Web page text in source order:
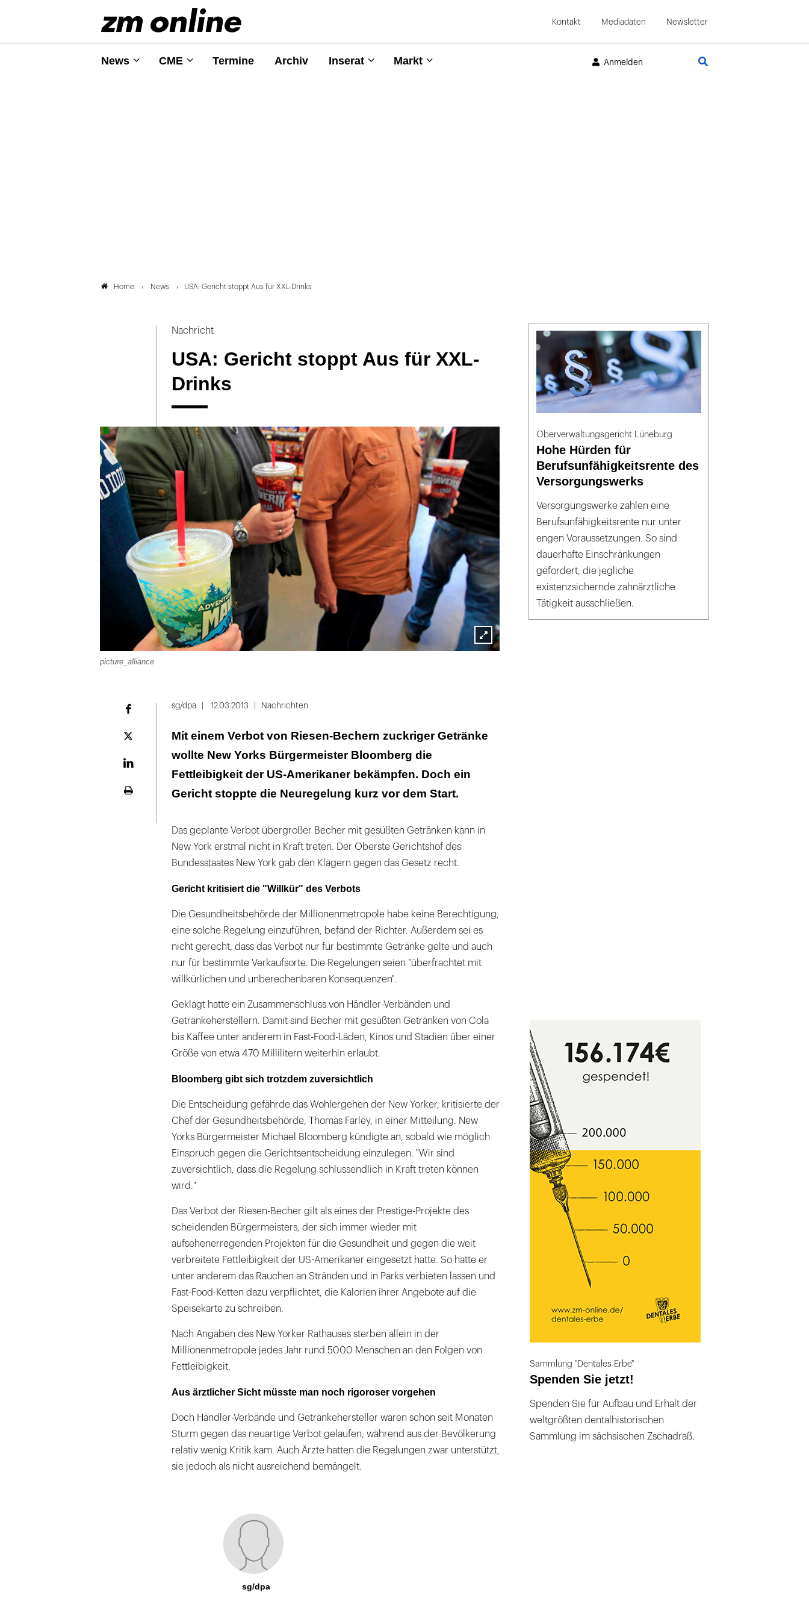
Kontakt Mediadaten Newsletter
News CME Termine Archiv Inserat Markt Anmelden
Home News USA: Gericht stoppt Aus für XXL-Drinks
Nachricht
USA: Gericht stoppt Aus für XXL-
Drinks
Lightbox
picture_alliance
Plattform
sg/dpa 12.03.2013 Nachrichten
Mit einem Verbot von Riesen-Bechern zuckriger Getränke
wollte New Yorks Bürgermeister Bloomberg die
Fettleibigkeit der US-Amerikaner bekämpfen. Doch ein
Gericht stoppte die Neuregelung kurz vor dem Start.
Das geplante Verbot übergroßer Becher mit gesüßten Getränken kann in
New York erstmal nicht in Kraft treten. Der Oberste Gerichtshof des
Bundesstaates New York gab den Klägern gegen das Gesetz recht.
Gericht kritisiert die "Willkür" des Verbots
Die Gesundheitsbehörde der Millionenmetropole habe keine Berechtigung,
eine solche Regelung einzuführen, befand der Richter. Außerdem sei es
nicht gerecht, dass das Verbot nur für bestimmte Getränke gelte und auch
nur für bestimmte Verkaufsorte. Die Regelungen seien "überfrachtet mit
willkürlichen und unberechenbaren Konsequenzen".
Geklagt hatte ein Zusammenschluss von Händler-Verbänden und
Getränkeherstellern. Damit sind Becher mit gesüßten Getränken von Cola
bis Kaffee unter anderem in Fast-Food-Läden, Kinos und Stadien über einer
Größe von etwa 470 Millilitern weiterhin erlaubt.
Bloomberg gibt sich trotzdem zuversichtlich
Die Entscheidung gefährde das Wohlergehen der New Yorker, kritisierte der
Chef der Gesundheitsbehörde, Thomas Farley, in einer Mitteilung. New
Yorks Bürgermeister Michael Bloomberg kündigte an, sobald wie möglich
Einspruch gegen die Gerichtsentscheidung einzulegen. "Wir sind
zuversichtlich, dass die Regelung schlussendlich in Kraft treten können
wird."
Das Verbot der Riesen-Becher gilt als eines der Prestige-Projekte des
scheidenden Bürgermeisters, der sich immer wieder mit
aufsehenerregenden Projekten für die Gesundheit und gegen die weit
verbreitete Fettleibigkeit der US-Amerikaner eingesetzt hatte. So hatte er
unter anderem das Rauchen an Stränden und in Parks verbieten lassen und
Fast-Food-Ketten dazu verpflichtet, die Kalorien ihrer Angebote auf die
Speisekarte zu schreiben.
Nach Angaben des New Yorker Rathauses sterben allein in der
Millionenmetropole jedes Jahr rund 5000 Menschen an den Folgen von
Fettleibigkeit.
Aus ärztlicher Sicht müsste man noch rigoroser vorgehen
Doch Händler-Verbände und Getränkehersteller waren schon seit Monaten
Sturm gegen das neuartige Verbot gelaufen, während aus der Bevölkerung
relativ wenig Kritik kam. Auch Ärzte hatten die Regelungen zwar unterstützt,
sie jedoch als nicht ausreichend bemängelt.
sg/dpa
Oberverwaltungsgericht Lüneburg
Hohe Hürden für
Berufsunfähigkeitsrente des
Versorgungswerks
Versorgungswerke zahlen eine
Berufsunfähigkeitsrente nur unter
engen Voraussetzungen. So sind
dauerhafte Einschränkungen
gefordert, die jegliche
existenzsichernde zahnärztliche
Tätigkeit ausschließen.
Sammlung "Dentales Erbe"
Spenden Sie jetzt!
Spenden Sie für Aufbau und Erhalt der
weltgrößten dentalhistorischen
Sammlung im sächsischen Zschadraß.